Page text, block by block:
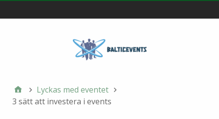
Lyckas med eventet
3 sätt att investera i events